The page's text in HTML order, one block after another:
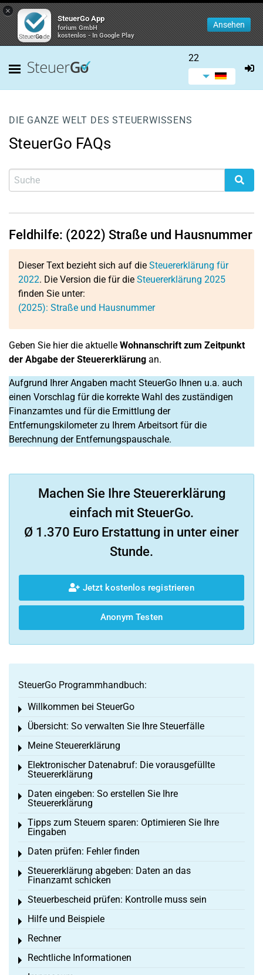
×
SteuerGo App
forium GmbH
kostenlos - In Google Play
Ansehen
22
DIE GANZE WELT DES STEUERWISSENS
SteuerGo FAQs
Feldhilfe: (2022) Straße und Hausnummer
Dieser Text bezieht sich auf die Steuererklärung für
2022. Die Version die für die Steuererklärung 2025
finden Sie unter:
(2025): Straße und Hausnummer
Geben Sie hier die aktuelle Wohnanschrift zum Zeitpunkt
der Abgabe der Steuererklärung an.
Aufgrund Ihrer Angaben macht SteuerGo Ihnen u.a. auch
einen Vorschlag für die korrekte Wahl des zuständigen
Finanzamtes und für die Ermittlung der
Entfernungskilometer zu Ihrem Arbeitsort für die
Berechnung der Entfernungspauschale.
Machen Sie Ihre Steuererklärung
einfach mit SteuerGo.
Ø 1.370 Euro Erstattung in unter einer
Stunde.
Jetzt kostenlos registrieren
Anonym Testen
SteuerGo Programmhandbuch:
Willkommen bei SteuerGo
Toggle menu
Übersicht: So verwalten Sie Ihre Steuerfälle
Toggle menu
Meine Steuererklärung
Toggle menu
Elektronischer Datenabruf: Die vorausgefüllte
Steuererklärung
Toggle menu
Daten eingeben: So erstellen Sie Ihre
Steuererklärung
Toggle menu
Tipps zum Steuern sparen: Optimieren Sie Ihre
Eingaben
Toggle menu
Daten prüfen: Fehler finden
Toggle menu
Steuererklärung abgeben: Daten an das
Finanzamt schicken
Toggle menu
Steuerbescheid prüfen: Kontrolle muss sein
Toggle menu
Hilfe und Beispiele
Toggle menu
Rechner
Toggle menu
Rechtliche Informationen
Toggle menu